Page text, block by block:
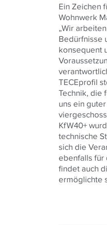
Ein Zeichen
Wohnwerk
„Wir
Bedürfnisse
konsequent
TECEprofil
Technik, die
uns ein
KfW40+
technische
sich die
ebenfalls für
findet auch
ermöglichte